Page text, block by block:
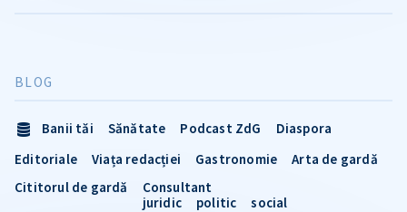
BLOG
Banii tăi Sănătate Podcast ZdG
Diaspora
Editoriale
Viața redacției Gastronomie
Arta de gardă
Cititorul de gardă
Consultant
juridic
politic social